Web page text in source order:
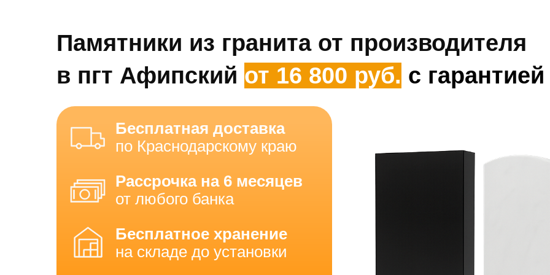
Памятники из гранита от производителя
в пгт Афипский от 16 800 руб. с
лет
Бесплатная доставка
по Краснодарскому краю
Бесплатное хранение
на складе до установки
Рассрочка на 6 месяцев
от любого банка